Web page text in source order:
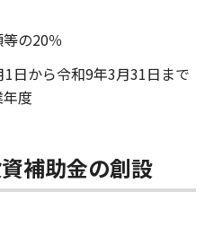
の20％
日から令和9年3月31日まで
度
補助金の創設